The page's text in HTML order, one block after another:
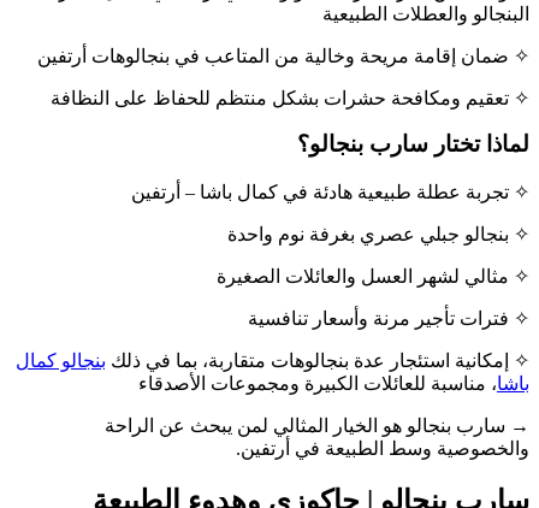
البنجالو والعطلات الطبيعية
✧ ضمان إقامة مريحة وخالية من المتاعب في بنجالوهات أرتفين
✧ تعقيم ومكافحة حشرات بشكل منتظم للحفاظ على النظافة
لماذا تختار سارب بنجالو؟
✧ تجربة عطلة طبيعية هادئة في كمال باشا – أرتفين
✧ بنجالو جبلي عصري بغرفة نوم واحدة
✧ مثالي لشهر العسل والعائلات الصغيرة
✧ فترات تأجير مرنة وأسعار تنافسية
✧ إمكانية استئجار عدة بنجالوهات متقاربة، بما في ذلك بنجالو كمال
باشا، مناسبة للعائلات الكبيرة ومجموعات الأصدقاء
→ سارب بنجالو هو الخيار المثالي لمن يبحث عن الراحة
والخصوصية وسط الطبيعة في أرتفين.
سارب بنجالو | جاكوزي وهدوء الطبيعة